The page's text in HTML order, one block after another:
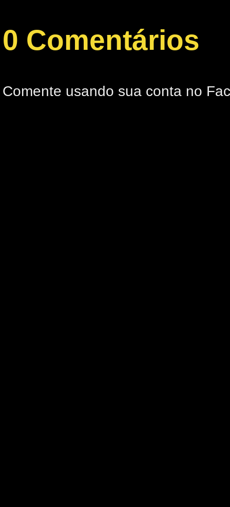
0 Comentários
Comente usando sua conta no